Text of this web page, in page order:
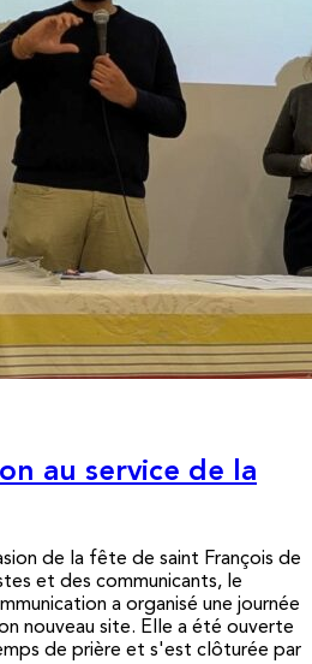
au service de la
de la fête de saint François de
et des communicants, le
a organisé une journée
nouveau site. Elle a été ouverte
de prière et s'est clôturée par